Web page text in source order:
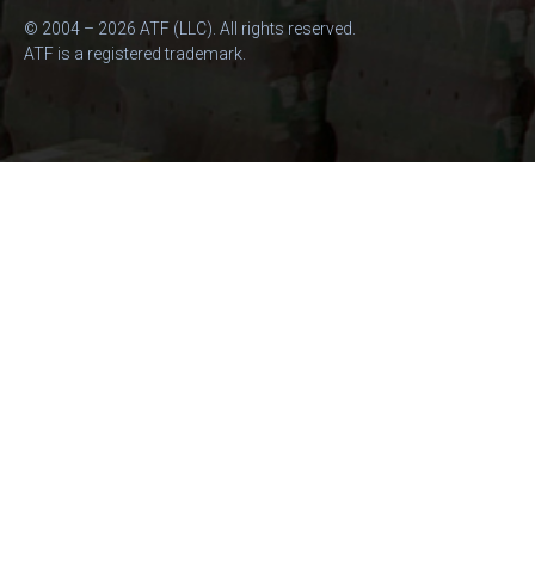
© 2004 – 2026 ATF (LLC). All rights reserved.
ATF is a registered trademark.